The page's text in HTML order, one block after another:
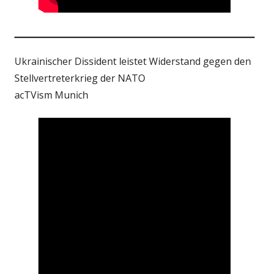
Ukrainischer Dissident leistet Widerstand gegen den
Stellvertreterkrieg der NATO
acTVism Munich